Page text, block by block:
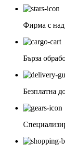
Фирма с
Бърза
Безплатна